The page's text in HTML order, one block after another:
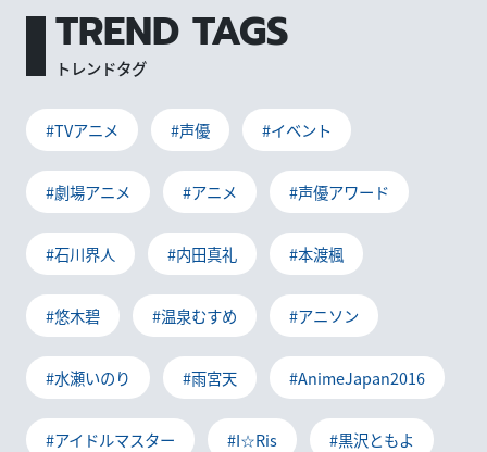
TREND TAGS
トレンドタグ
#TVアニメ #声優 #イベント
#劇場アニメ #アニメ #声優アワード
#石川界人 #内田真礼 #本渡楓
#悠木碧 #温泉むすめ #アニソン
#水瀬いのり #雨宮天 #AnimeJapan2016
#アイドルマスター #I☆Ris #黒沢ともよ